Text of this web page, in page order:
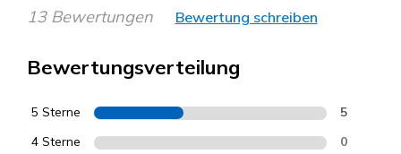
13 Bewertungen Bewertung schreiben
Bewertungsverteilung
5 Sterne 5
4 Sterne 0